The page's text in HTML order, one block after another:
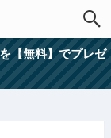
【無料】でプレゼ